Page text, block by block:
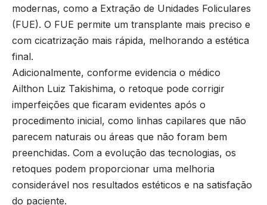
modernas, como a Extração de Unidades Foliculares
(FUE). O FUE permite um transplante mais preciso e
com cicatrização mais rápida, melhorando a estética
final.
Adicionalmente, conforme evidencia o médico
Ailthon Luiz Takishima, o retoque pode corrigir
imperfeições que ficaram evidentes após o
procedimento inicial, como linhas capilares que não
parecem naturais ou áreas que não foram bem
preenchidas. Com a evolução das tecnologias, os
retoques podem proporcionar uma melhoria
considerável nos resultados estéticos e na satisfação
do paciente.